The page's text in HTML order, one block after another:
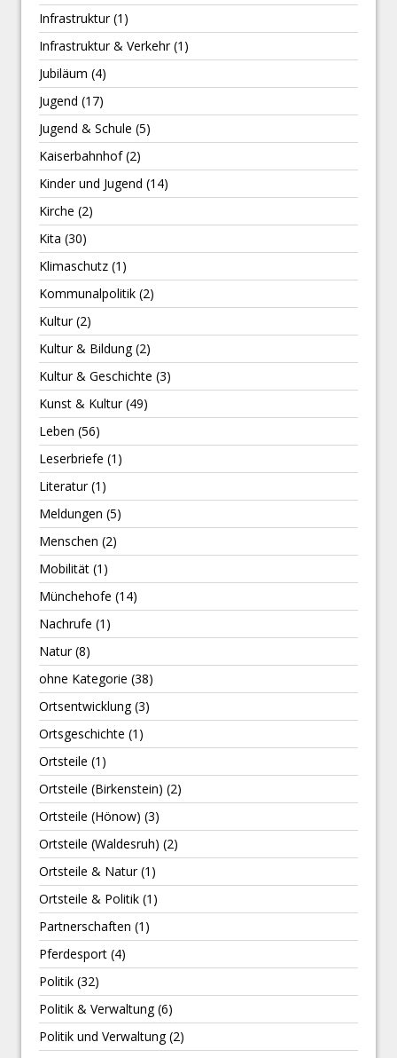
Infrastruktur(1)
Infrastruktur & Verkehr(1)
Jubiläum (4)
Jugend (17)
Jugend & Schule (5)
Kaiserbahnhof(2)
Kinder und Jugend (14)
Kirche (2)
Kita (30)
Klimaschutz (1)
Kommunalpolitik (2)
Kultur(2)
Kultur & Bildung(2)
Kultur & Geschichte (3)
Kunst & Kultur(49)
Leben (56)
Leserbriefe (1)
Literatur(1)
Meldungen (5)
Menschen (2)
Mobilität (1)
Münchehofe (14)
Nachrufe (1)
Natur(8)
ohne Kategorie (38)
Ortsentwicklung(3)
Ortsgeschichte (1)
Ortsteile (1)
Ortsteile (Birkenstein) (2)
Ortsteile (Hönow) (3)
Ortsteile (Waldesruh) (2)
Ortsteile & Natur(1)
Ortsteile & Politik (1)
Partnerschaften (1)
Pferdesport (4)
Politik (32)
Politik & Verwaltung(6)
Politik und Verwaltung(2)